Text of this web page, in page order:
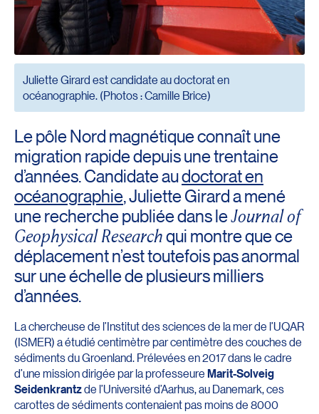
Juliette Girard est candidate au doctorat en
océanographie. (Photos : Camille Brice)
Le pôle Nord magnétique connaît une
migration rapide depuis une trentaine
d’années. Candidate audoctorat en
océanographie , Juliette Girard a mené
une recherche publiée dans leJournal of
Geophysical Researchqui montre que ce
déplacement n’est toutefois pas anormal
sur une échelle de plusieurs milliers
d’années.
La chercheuse de l’Institut des sciences de la mer de l’UQAR
(ISMER) a étudié centimètre par centimètre des couches de
sédiments du Groenland. Prélevées en 2017 dans le cadre
d’une mission dirigée par la professeureMarit-Solveig
Seidenkrantzde l’Université d’Aarhus, au Danemark, ces
carottes de sédiments contenaient pas moins de 8000